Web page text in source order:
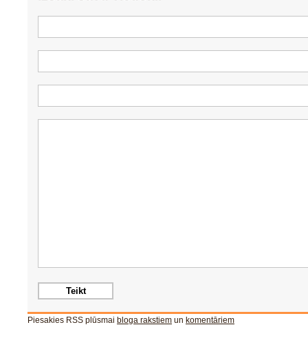
Piesakies RSS plūsmai bloga rakstiem un komentāriem